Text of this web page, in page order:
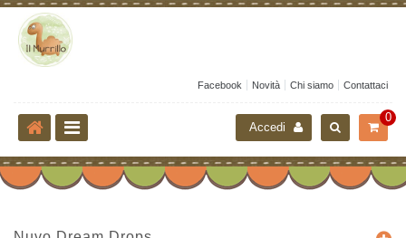
Facebook Novità Chi siamo Contattaci
0
Accedi